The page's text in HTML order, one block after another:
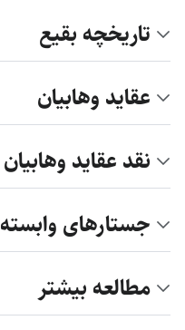
تاریخچه بقیع
عقاید وهابیان
نقد عقاید وهابیان
جستارهای وابسته
مطالعه بیشتر